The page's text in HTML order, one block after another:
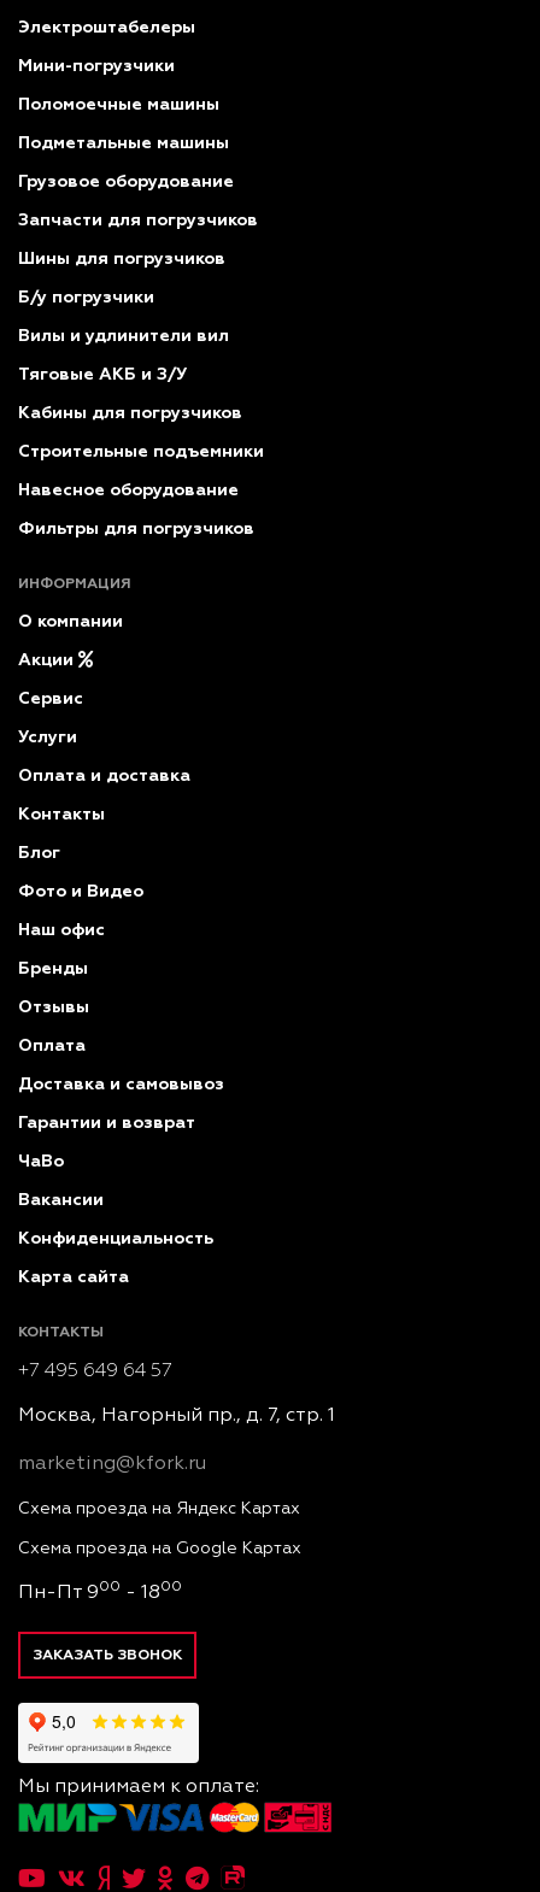
Электроштабелеры
Мини-погрузчики
Поломоечные машины
Подметальные машины
Грузовое оборудование
Запчасти для погрузчиков
Шины для погрузчиков
Б/у погрузчики
Вилы и удлинители вил
Тяговые АКБ и З/У
Кабины для погрузчиков
Строительные подъемники
Навесное оборудование
Фильтры для погрузчиков
ИНФОРМАЦИЯ
О компании
Акции
Сервис
Услуги
Оплата и доставка
Контакты
Блог
Фото и Видео
Наш офис
Бренды
Отзывы
Оплата
Доставка и самовывоз
Гарантии и возврат
ЧаВо
Вакансии
Конфиденциальность
Карта сайта
КОНТАКТЫ
+7 495 649 64 57
Москва, Нагорный пр., д. 7, стр. 1
marketing@kfork.ru
Схема проезда на Яндекс Картах
Схема проезда на Google Картах
Пн-Пт 900 - 1800
ЗАКАЗАТЬ ЗВОНОК
Мы принимаем к оплате: